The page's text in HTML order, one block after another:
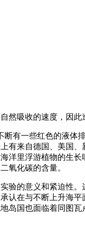
吸收的速度，因此
有一些红色的液
来自德国、美国
里浮游植物的生
氧化碳的含量。
的意义和紧迫性
在与不断上升海
岛国也面临着同图